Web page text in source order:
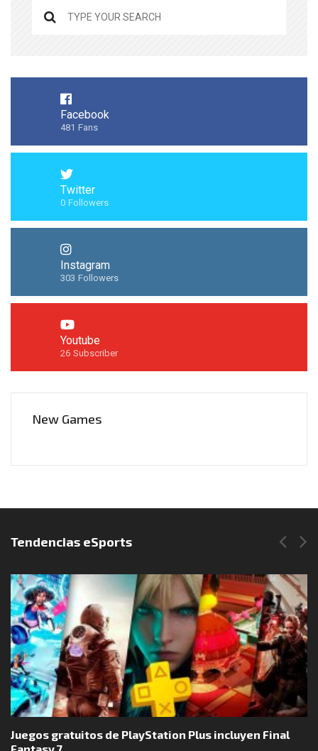
Facebook
481 Fans
Twitter
0 Followers
Instagram
303 Followers
Youtube
26 Subscriber
New Games
Síguenos en Instagram
Tendencias eSports
Juegos gratuitos de PlayStation Plus incluyen Final